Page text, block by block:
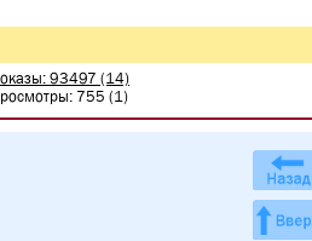
93497 (14)
755 (1)